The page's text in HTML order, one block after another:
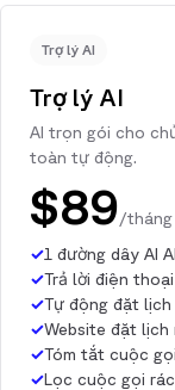
Trợ lý AI
Trợ lý AI
AI trọn gói cho
toàn tự động.
$89/tháng
✓1 đường dây AI
✓Trả lời điện
✓Tự động đặt
✓Website đặt lịch
✓Tóm tắt cuộc
✓Lọc cuộc gọi rác